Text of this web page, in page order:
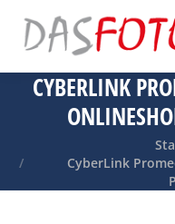
CYBERLINK
Sie befinden sich
CyberLink